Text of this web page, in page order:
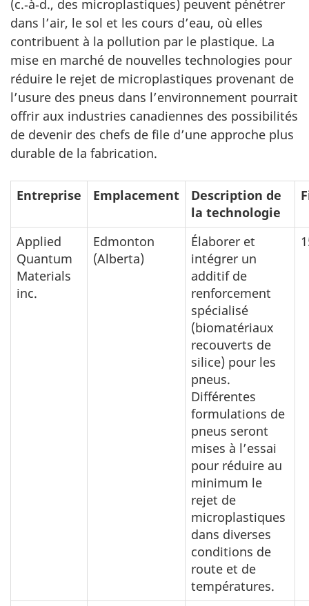
(c.‑à‑d., des microplastiques) peuvent pénétrer
dans l’air, le sol et les cours d’eau, où elles
contribuent à la pollution par le plastique. La
mise en marché de nouvelles technologies pour
réduire le rejet de microplastiques provenant de
l’usure des pneus dans l’environnement pourrait
offrir aux industries canadiennes des possibilités
de devenir des chefs de file d’une approche plus
durable de la fabrication.
Entreprise Emplacement
Description de
la technologie
Applied
Quantum
Materials
inc.
Edmonton
(Alberta)
Élaborer et
intégrer un
additif de
renforcement
spécialisé
(biomatériaux
recouverts de
silice) pour les
pneus.
Différentes
formulations de
pneus seront
mises à l’essai
pour réduire au
minimum le
rejet de
microplastiques
dans diverses
conditions de
route et de
températures.